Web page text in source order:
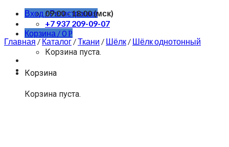
Вход / Регистрация
Корзина /0Р
Корзина пуста.
Корзина
Корзина пуста.
09:00 - 18:00 (мск)
+7 937 209-09-07
Главная/Каталог /Ткани / Шёлк / Шёлк однотонный